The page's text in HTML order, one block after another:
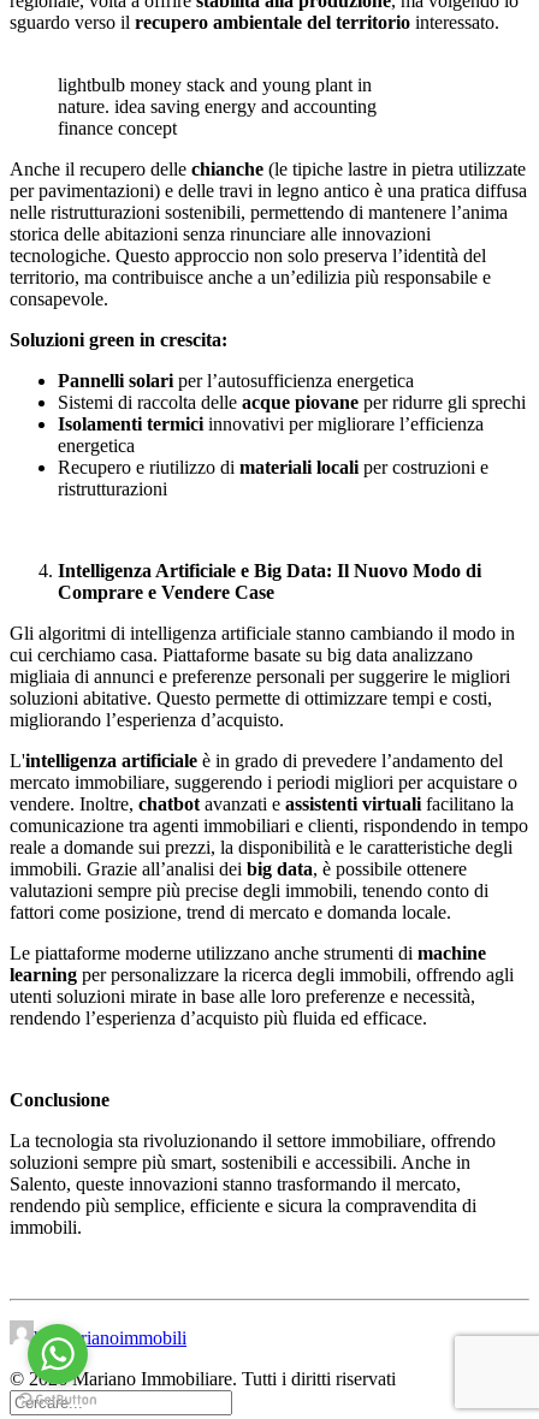
sguardo verso il recupero ambientale del territorio interessato.
lightbulb money stack and young plant in
nature. idea saving energy and accounting
finance concept
Anche il recupero delle chianche (le tipiche lastre in pietra utilizzate
per pavimentazioni) e delle travi in legno antico è una pratica diffusa
nelle ristrutturazioni sostenibili, permettendo di mantenere l’anima
storica delle abitazioni senza rinunciare alle innovazioni
tecnologiche. Questo approccio non solo preserva l’identità del
territorio, ma contribuisce anche a un’edilizia più responsabile e
consapevole.
Soluzioni green in crescita:
Pannelli solari per l’autosufficienza energetica
Sistemi di raccolta delle acque piovane per ridurre gli sprechi
Isolamenti termici innovativi per migliorare l’efficienza
energetica
Recupero e riutilizzo di materiali locali per costruzioni e
ristrutturazioni
Intelligenza Artificiale e Big Data: Il Nuovo Modo di
Comprare e Vendere Case
Gli algoritmi di intelligenza artificiale stanno cambiando il modo in
cui cerchiamo casa. Piattaforme basate su big data analizzano
migliaia di annunci e preferenze personali persuggerire le migliori
soluzioni abitative. Questo permette di ottimizzare tempi e costi,
migliorando l’esperienza d’acquisto.
L'intelligenza artificiale è in grado di prevedere l’andamento del
mercato immobiliare, suggerendo i periodi migliori per acquistare o
vendere. Inoltre, chatbot avanzati e assistenti virtuali facilitano la
comunicazione tra agenti immobiliari e clienti, rispondendo in tempo
reale a domande sui prezzi, la disponibilità e le caratteristiche degli
immobili. Grazie all’analisi dei big data, è possibile ottenere
valutazioni sempre più precise degli immobili, tenendo conto di
fattori come posizione, trend di mercato e domanda locale.
Le piattaforme moderne utilizzano anche strumenti di machine
learning per personalizzare la ricerca degli immobili, offrendo agli
utenti soluzioni mirate in base alle loro preferenze e necessità,
rendendo l’esperienza d’acquisto più fluida ed efficace.
Conclusione
La tecnologia sta rivoluzionando il settore immobiliare, offrendo
soluzioni sempre più smart, sostenibili e accessibili. Anche in
Salento, queste innovazioni stanno trasformando il mercato,
rendendo più semplice, efficiente e sicura la compravendita di
immobili.
by marianoimmobili
© 2026 Mariano Immobiliare. Tutti i diritti riservati